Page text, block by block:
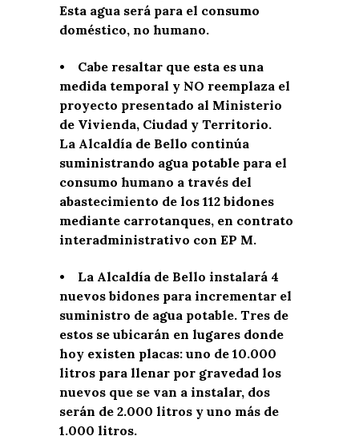
Esta agua será para el consumo
doméstico, no humano.
• Cabe resaltar que esta es una
medida temporal y NO reemplaza el
proyecto presentado al Ministerio
de Vivienda, Ciudad y Territorio.
La Alcaldía de Bello continúa
suministrando agua potable para el
consumo humano a través del
abastecimiento de los 112 bidones
mediante carrotanques, en contrato
interadministrativo con EP M.
• La Alcaldía de Bello instalará 4
nuevos bidones para incrementar el
suministro de agua potable. Tres de
estos se ubicarán en lugares donde
hoy existen placas: uno de 10.000
litros para llenar por gravedad los
nuevos que se van a instalar, dos
serán de 2.000 litros y uno más de
1.000 litros.